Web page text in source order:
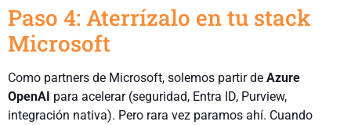
Paso 4: Aterrízalo en tu stack
Microsoft
Como partners de Microsoft, solemos partir de Azure
OpenAI para acelerar (seguridad, Entra ID, Purview,
integración nativa). Pero rara vez paramos ahí. Cuando